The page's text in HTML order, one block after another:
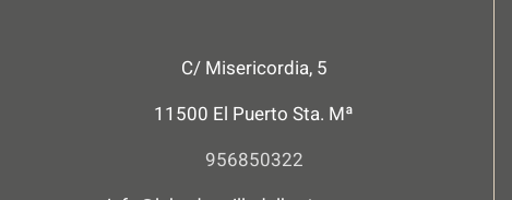
C/ Misericordia, 5
11500 El Puerto Sta. Mª
956850322